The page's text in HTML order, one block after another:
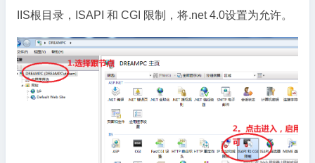
IIS根目录，ISAPI 和 CGI 限制，将.net 4.0设置为允许。